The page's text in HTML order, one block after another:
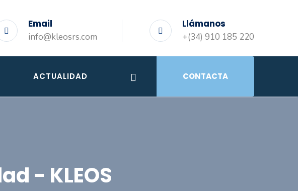
Email
info@kleosrs.com
Llámanos
+(34) 910 185 220
ACTUALIDAD CONTACTA
- KLEOS